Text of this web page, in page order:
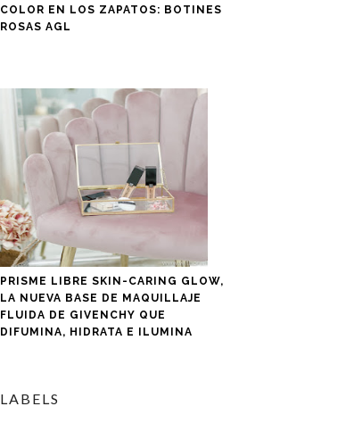
COLOR EN LOS ZAPATOS: BOTINES
ROSAS AGL
PRISME LIBRE SKIN-CARING GLOW,
LA NUEVA BASE DE MAQUILLAJE
FLUIDA DE GIVENCHY QUE
DIFUMINA, HIDRATA E ILUMINA
LABELS